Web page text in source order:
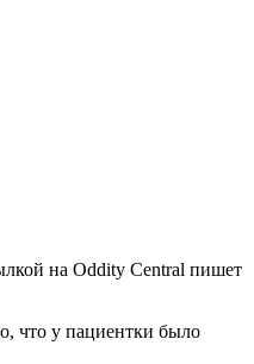
на Oddity Central пишет
что у пациентки было